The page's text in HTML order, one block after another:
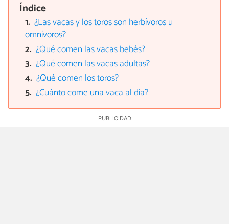
Índice
¿Las vacas y los toros son herbívoros u
omnívoros?
¿Qué comen las vacas bebés?
¿Qué comen las vacas adultas?
¿Qué comen los toros?
¿Cuánto come una vaca al día?